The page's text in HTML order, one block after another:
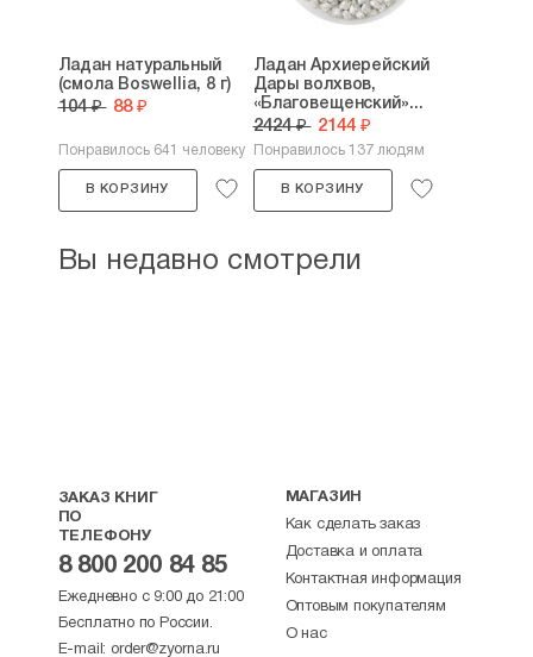
Ладан натуральный
(смола Boswellia, 8 г)
104 ₽ 88 ₽
Понравилось 641 человеку
В КОРЗИНУ
Ладан Архиерейский
Дары волхвов,
«Благовещенский»...
2424 ₽ 2144 ₽
Понравилось 137 людям
В КОРЗИНУ
Вы недавно смотрели
ЗАКАЗ КНИГ
ПО
ТЕЛЕФОНУ
8 800 200 84 85
Ежедневно с 9:00 до 21:00
Бесплатно по России.
E-mail: order@zyorna.ru
МАГАЗИН
Как сделать заказ
Доставка и оплата
Контактная информация
Оптовым покупателям
О нас